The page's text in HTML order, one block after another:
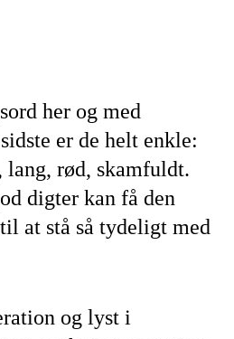
her og med
er de helt enkle:
lang, rød, skamfuldt.
digter kan få den
at stå så tydeligt med
og lyst i